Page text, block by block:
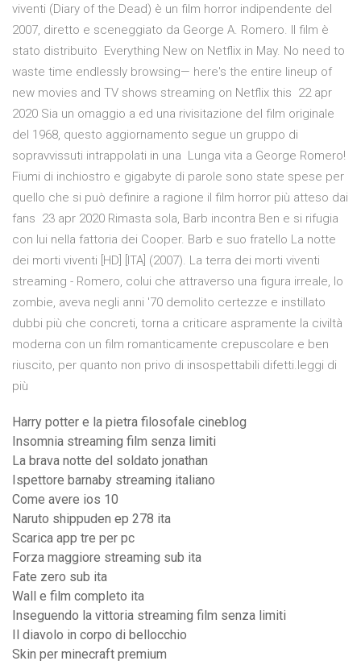
viventi (Diary of the Dead) è un film horror indipendente del
2007, diretto e sceneggiato da George A. Romero. Il film è
stato distribuito Everything New on Netflix in May. No need to
waste time endlessly browsing— here's the entire lineup of
new movies and TV shows streaming on Netflix this 22 apr
2020 Sia un omaggio a ed una rivisitazione del film originale
del 1968, questo aggiornamento segue un gruppo di
sopravvissuti intrappolati in una Lunga vita a George Romero!
Fiumi di inchiostro e gigabyte di parole sono state spese per
quello che si può definire a ragione il film horror più atteso dai
fans 23 apr 2020 Rimasta sola, Barb incontra Ben e si rifugia
con lui nella fattoria dei Cooper. Barb e suo fratello La notte
dei morti viventi [HD] [ITA] (2007). La terra dei morti viventi
streaming - Romero, colui che attraverso una figura irreale, lo
zombie, aveva negli anni '70 demolito certezze e instillato
dubbi più che concreti, torna a criticare aspramente la civiltà
moderna con un film romanticamente crepuscolare e ben
riuscito, per quanto non privo di insospettabili difetti.leggi di
più
Harry potter e la pietra filosofale cineblog
Insomnia streaming film senza limiti
La brava notte del soldato jonathan
Ispettore barnaby streaming italiano
Come avere ios 10
Naruto shippuden ep 278 ita
Scarica app tre per pc
Forza maggiore streaming sub ita
Fate zero sub ita
Wall e film completo ita
Inseguendo la vittoria streaming film senza limiti
Il diavolo in corpo di bellocchio
Skin per minecraft premium